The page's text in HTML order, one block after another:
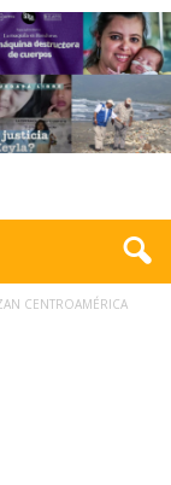
CENTROAMÉRICA